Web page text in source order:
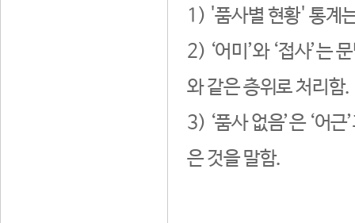
1) '품사별 현황' 통계
2) ‘어미’와 ‘접사’는
와 같은 층위로 처리함.
3) ‘품사 없음’은 ‘어
은 것을 말함.